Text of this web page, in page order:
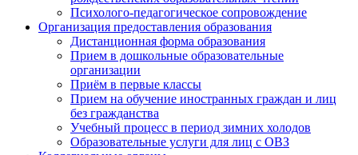
Психолого-педагогическое сопровождение
Организация предоставления образования
Дистанционная форма образования
Прием в дошкольные образовательные
организации
Приём в первые классы
Прием на обучение иностранных граждан и лиц
без гражданства
Учебный процесс в период зимних холодов
Образовательные услуги для лиц с ОВЗ